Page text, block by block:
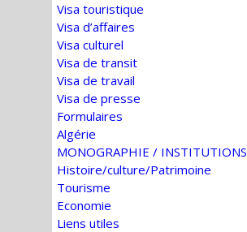
Visa touristique
Visa d’affaires
Visa culturel
Visa de transit
Visa de travail
Visa de presse
Formulaires
Algérie
MONOGRAPHIE / INSTITUTIONS
Histoire/culture/Patrimoine
Tourisme
Economie
Liens utiles